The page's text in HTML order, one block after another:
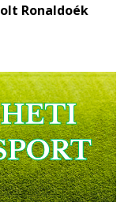
Ronaldoék